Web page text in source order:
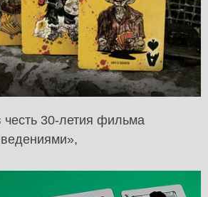
честь 30-летия фильма